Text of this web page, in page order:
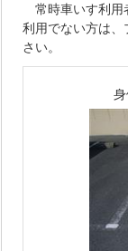
常時車いす利用
利用でない方は
さい。